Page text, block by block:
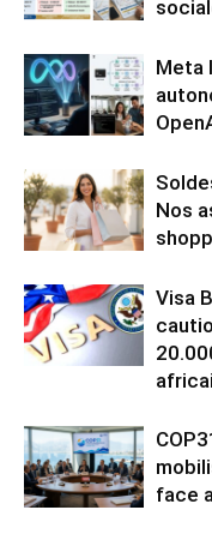
Meta
Nos
Visa
face